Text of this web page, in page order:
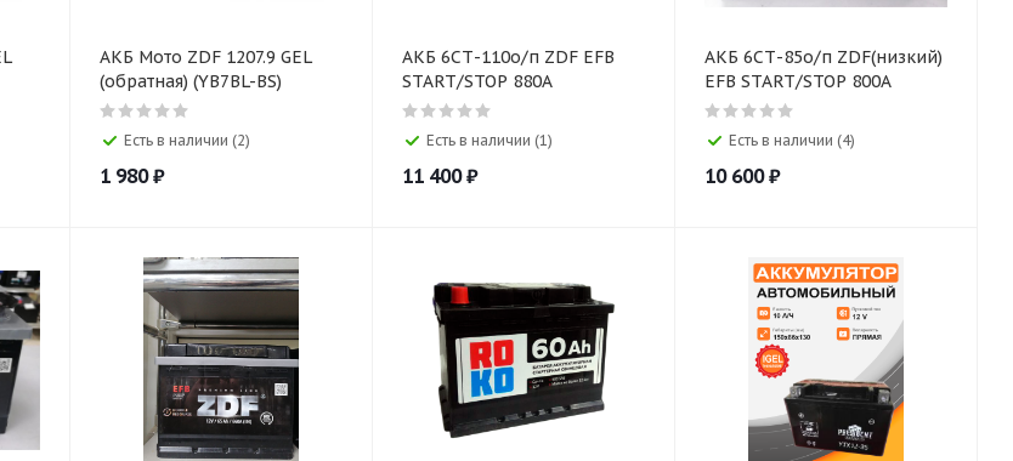
АКБ Мото ZDF 1207.9 GEL
(обратная) (YB7BL-BS)
Есть в наличии (2)
1 980₽
АКБ 6СТ-110о/п ZDF EFB
START/STOP 880А
Есть в наличии (1)
11 400₽
АКБ 6СТ-85о/п ZDF(низкий)
EFB START/STOP 800A
Есть в наличии (4)
10 600₽